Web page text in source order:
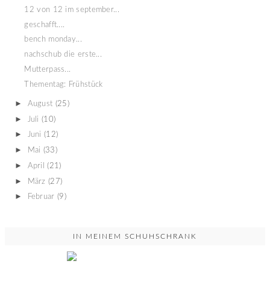
12 von 12 im september...
geschafft....
bench monday...
nachschub die erste...
Mutterpass...
Thementag: Frühstück
► August (25)
► Juli (10)
► Juni (12)
► Mai (33)
► April (21)
► März (27)
► Februar (9)
IN MEINEM SCHUHSCHRANK